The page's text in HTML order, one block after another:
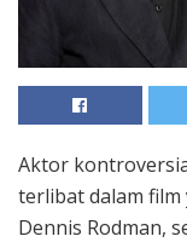
Aktor
terlibat dalam film
Dennis Rodman,